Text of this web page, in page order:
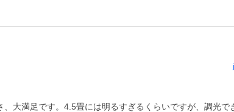
大満足です。4.5畳には明るすぎるくらいですが、調光で